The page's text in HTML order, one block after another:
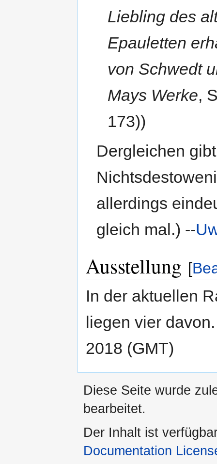
Liebling des
Epauletten
von Schwedt
Mays Werke,
173))
Dergleichen
allerdings
gleich mal.) --
Ausstellung [
In der aktuellen
liegen vier
2018 (GMT)
Diese Seite wurde
bearbeitet.
Der Inhalt ist
Documentation